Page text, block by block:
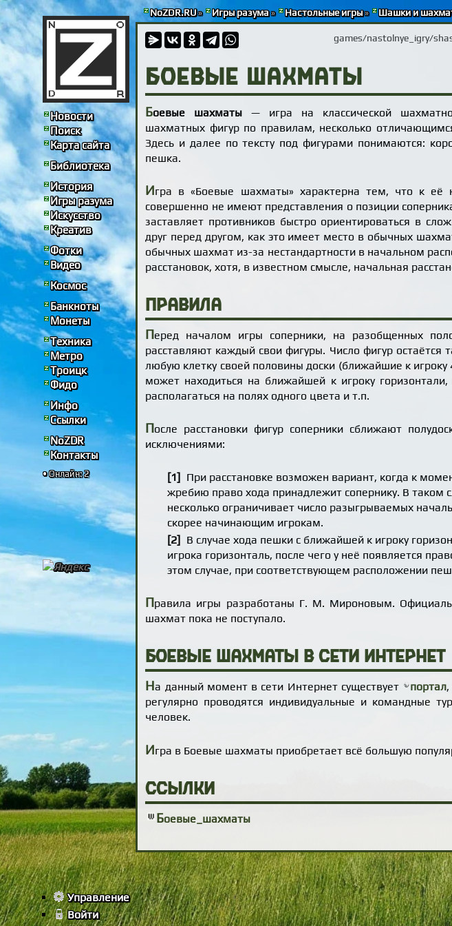
NoZDR.RU» Игры разума» Настольные игры» Шашки и
Новости
Поиск
Карта сайта
Библиотека
История
Игры разума
Искусство
Креатив
Фотки
Видео
Космос
Банкноты
Монеты
Техника
Метро
Троицк
Фидо
Инфо
Ссылки
NoZDR
Контакты
• Онлайн: 2
games/nastolnye_igry/
Боевые шахматы
Боевые шахматы — игра на классической
шахматных фигур по правилам, несколько
Здесь и далее по тексту под фигурами понимаются:
пешка.
Игра в «Боевые шахматы» характерна тем, что к её
совершенно не имеют представления о позиции
заставляет противников быстро ориентироваться в
друг перед другом, как это имеет место в обычных
обычных шахмат из-за нестандартности в начальном
расстановок, хотя, в известном смысле, начальная
Правила
Перед началом игры соперники, на разобщенных
расставляют каждый свои фигуры. Число фигур
любую клетку своей половины доски (ближайшие к
может находиться на ближайшей к игроку
располагаться на полях одного цвета и т.п.
После расстановки фигур соперники сближают
исключениями:
При расстановке возможен вариант, когда к
жребию право хода принадлежит сопернику. В таком
несколько ограничивает число разыгрываемых
скорее начинающим игрокам.
В случае хода пешки с ближайшей к игроку
игрока горизонталь, после чего у неё появляется
этом случае, при соответствующем расположении
Правила игры разработаны Г. М. Мироновым.
шахмат пока не поступало.
Боевые шахматы в сети Интернет
На данный момент в сети Интернет существует портал
регулярно проводятся индивидуальные и командные
человек.
Игра в Боевые шахматы приобретает всё большую
Ссылки
Боевые_шахматы
Управление
Войти